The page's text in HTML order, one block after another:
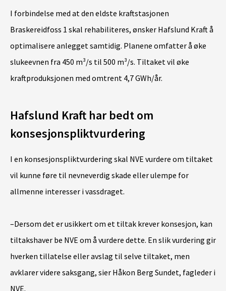
I forbindelse med at den eldste kraftstasjonen
Braskereidfoss 1 skal rehabiliteres, ønsker Hafslund Kraft å
optimalisere anlegget samtidig. Planene omfatter å øke
slukeevnen fra 450 m³/s til 500 m³/s. Tiltaket vil øke
kraftproduksjonen med omtrent 4,7 GWh/år.
Hafslund Kraft har bedt om
konsesjonspliktvurdering
I en konsesjonspliktvurdering skal NVE vurdere om tiltaket
vil kunne føre til nevneverdig skade eller ulempe for
allmenne interesser i vassdraget.
–Dersom det er usikkert om et tiltak krever konsesjon, kan
tiltakshaver be NVE om å vurdere dette. En slik vurdering gir
hverken tillatelse eller avslag til selve tiltaket, men
avklarer videre saksgang, sier Håkon Berg Sundet, fagleder i
NVE.